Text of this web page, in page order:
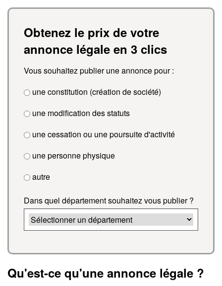
Obtenez le prix de votre
annonce légale en 3 clics
Vous souhaitez publier une annonce pour :
une constitution (création de société)
une modification des statuts
une cessation ou une poursuite d'activité
une personne physique
autre
Dans quel département souhaitez vous publier ?
Qu'est-ce qu'une annonce légale ?